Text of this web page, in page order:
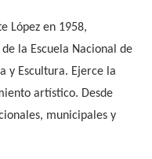
López en 1958,
la Escuela Nacional de
y Escultura. Ejerce la
artístico. Desde
municipales y